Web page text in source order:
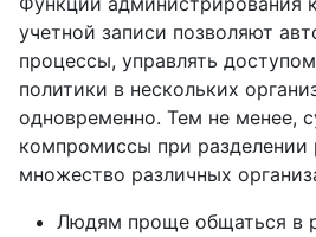
учетной записи позволяют
процессы, управлять
политики в нескольких
одновременно. Тем не менее,
компромиссы при разделении
множество различных
Людям проще общаться в